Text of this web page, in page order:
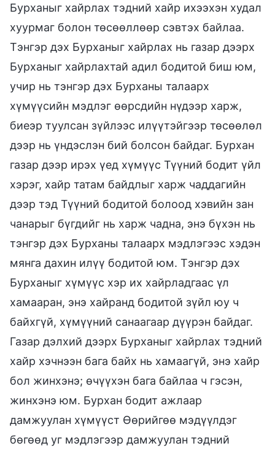
Бурханыг хайрлах тэдний хайр ихээхэн худал
хуурмаг болон төсөөллөөр сэвтэх байлаа.
Тэнгэр дэх Бурханыг хайрлах нь газар дээрх
Бурханыг хайрлахтай адил бодитой биш юм,
учир нь тэнгэр дэх Бурханы талаарх
хүмүүсийн мэдлэг өөрсдийн нүдээр харж,
биеэр туулсан зүйлээс илүүтэйгээр төсөөлөл
дээр нь үндэслэн бий болсон байдаг. Бурхан
газар дээр ирэх үед хүмүүс Түүний бодит үйл
хэрэг, хайр татам байдлыг харж чаддагийн
дээр тэд Түүний бодитой болоод хэвийн зан
чанарыг бүгдийг нь харж чадна, энэ бүхэн нь
тэнгэр дэх Бурханы талаарх мэдлэгээс хэдэн
мянга дахин илүү бодитой юм. Тэнгэр дэх
Бурханыг хүмүүс хэр их хайрладгаас үл
хамааран, энэ хайранд бодитой зүйл юу ч
байхгүй, хүмүүний санаагаар дүүрэн байдаг.
Газар дэлхий дээрх Бурханыг хайрлах тэдний
хайр хэчнээн бага байх нь хамаагүй, энэ хайр
бол жинхэнэ; өчүүхэн бага байлаа ч гэсэн,
жинхэнэ юм. Бурхан бодит ажлаар
дамжуулан хүмүүст Өөрийгөө мэдүүлдэг
бөгөөд уг мэдлэгээр дамжуулан тэдний